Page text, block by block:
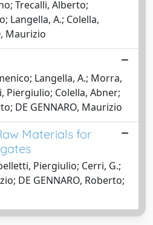
Trecalli, Alberto;
Langella, A.; Colella,
Maurizio
Langella, A.; Morra,
Piergiulio; Colella, Abner;
DE GENNARO, Maurizio
Materials for
Piergiulio; Cerri, G.;
DE GENNARO, Roberto;